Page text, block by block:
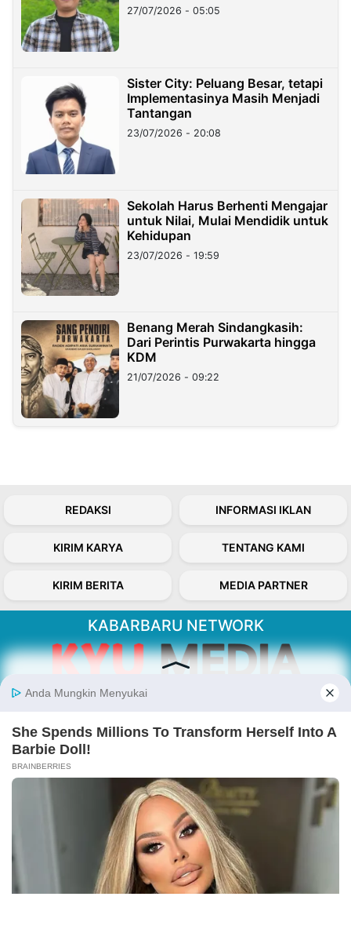
27/07/2026 - 05:05
Sister City: Peluang Besar, tetapi
Implementasinya Masih Menjadi
Tantangan
23/07/2026 - 20:08
Sekolah Harus Berhenti Mengajar
untuk Nilai, Mulai Mendidik untuk
Kehidupan
23/07/2026 - 19:59
Benang Merah Sindangkasih:
Dari Perintis Purwakarta hingga
KDM
21/07/2026 - 09:22
REDAKSI INFORMASI IKLAN
KIRIM KARYA TENTANG KAMI
KIRIM BERITA MEDIA PARTNER
KABARBARU NETWORK
Follow Kabarbaru